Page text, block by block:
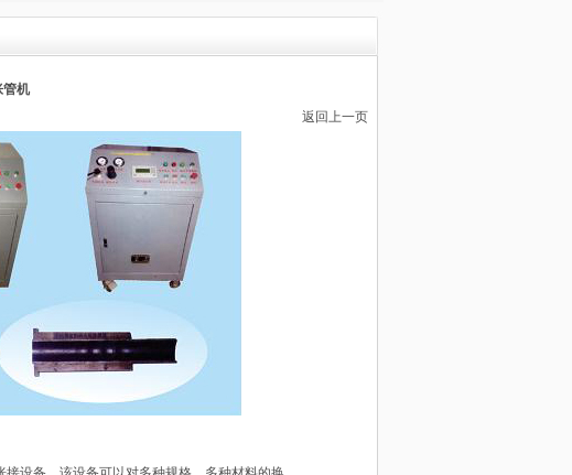
机
返回上一页